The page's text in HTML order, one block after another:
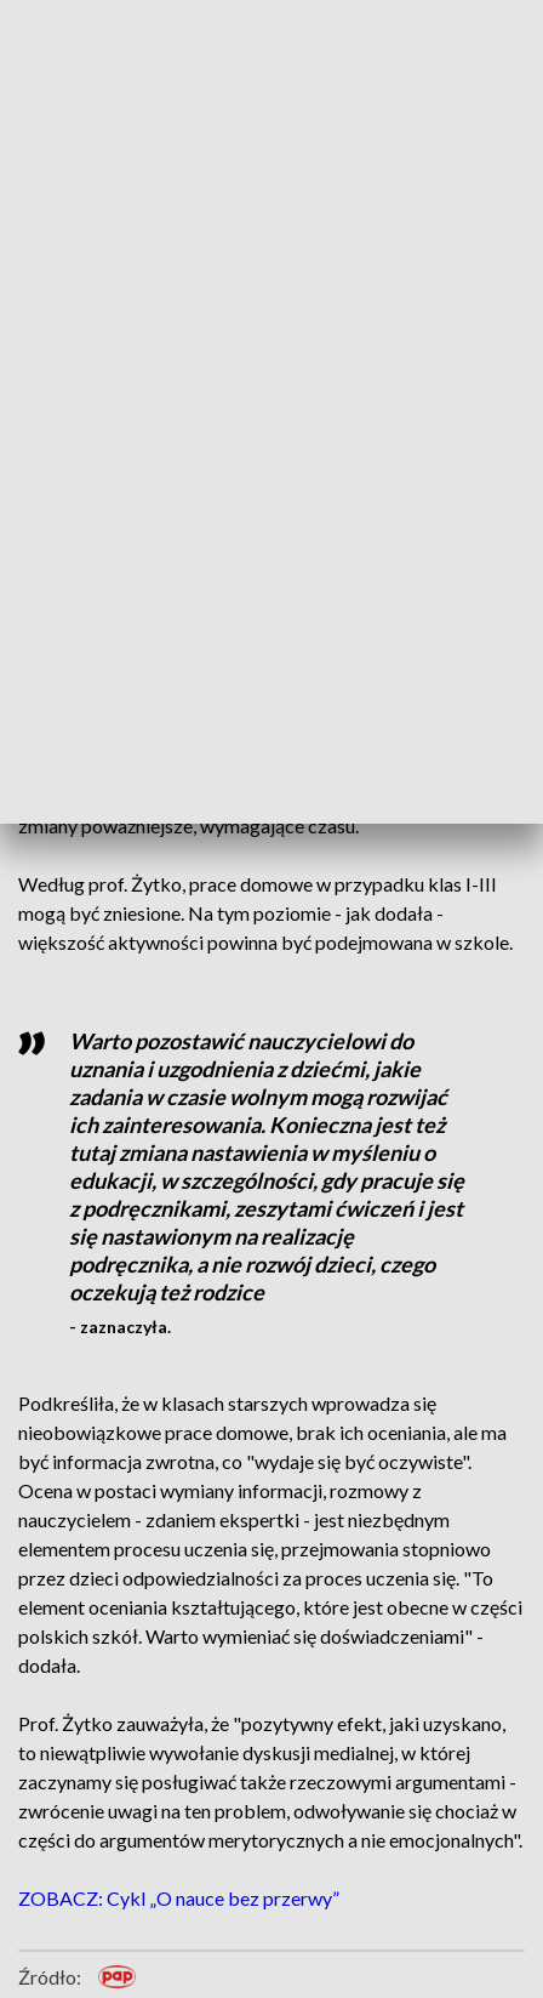
zmiany poważniejsze, wymagające czasu.
Według prof. Żytko, prace domowe w przypadku klas I-III
mogą być zniesione. Na tym poziomie - jak dodała -
większość aktywności powinna być podejmowana w szkole.
Warto pozostawić nauczycielowi do
uznania i uzgodnienia z dziećmi, jakie
zadania w czasie wolnym mogą rozwijać
ich zainteresowania. Konieczna jest też
tutaj zmiana nastawienia w myśleniu o
edukacji, w szczególności, gdy pracuje się
z podręcznikami, zeszytami ćwiczeń i jest
się nastawionym na realizację
podręcznika, a nie rozwój dzieci, czego
oczekują też rodzice
- zaznaczyła.
Podkreśliła, że w klasach starszych wprowadza się
nieobowiązkowe prace domowe, brak ich oceniania, ale ma
być informacja zwrotna, co "wydaje się być oczywiste".
Ocena w postaci wymiany informacji, rozmowy z
nauczycielem - zdaniem ekspertki - jest niezbędnym
elementem procesu uczenia się, przejmowania stopniowo
przez dzieci odpowiedzialności za proces uczenia się. "To
element oceniania kształtującego, które jest obecne w części
polskich szkół. Warto wymieniać się doświadczeniami" -
dodała.
Prof. Żytko zauważyła, że "pozytywny efekt, jaki uzyskano,
to niewątpliwie wywołanie dyskusji medialnej, w której
zaczynamy się posługiwać także rzeczowymi argumentami -
zwrócenie uwagi na ten problem, odwoływanie się chociaż w
części do argumentów merytorycznych a nie emocjonalnych".
ZOBACZ: Cykl „O nauce bez przerwy”
Źródło: